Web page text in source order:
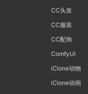
CC头发
CC服装
CC配饰
ComfyUI
iClone动物
iClone动画